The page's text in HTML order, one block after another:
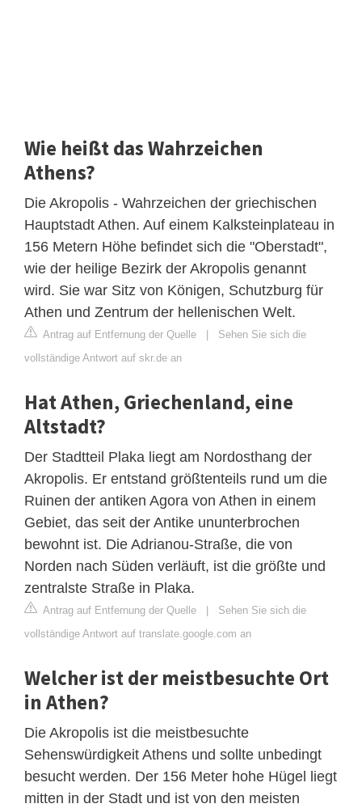
Wie heißt das Wahrzeichen
Athens?
Die Akropolis - Wahrzeichen der griechischen
Hauptstadt Athen. Auf einem Kalksteinplateau in
156 Metern Höhe befindet sich die "Oberstadt",
wie der heilige Bezirk der Akropolis genannt
wird. Sie war Sitz von Königen, Schutzburg für
Athen und Zentrum der hellenischen Welt.
Antrag auf Entfernung der Quelle | Sehen Sie sich die
vollständige Antwort auf skr.de an
Hat Athen, Griechenland, eine
Altstadt?
Der Stadtteil Plaka liegt am Nordosthang der
Akropolis. Er entstand größtenteils rund um die
Ruinen der antiken Agora von Athen in einem
Gebiet, das seit der Antike ununterbrochen
bewohnt ist. Die Adrianou-Straße, die von
Norden nach Süden verläuft, ist die größte und
zentralste Straße in Plaka.
Antrag auf Entfernung der Quelle | Sehen Sie sich die
vollständige Antwort auf translate.google.com an
Welcher ist der meistbesuchte Ort
in Athen?
Die Akropolis ist die meistbesuchte
Sehenswürdigkeit Athens und sollte unbedingt
besucht werden. Der 156 Meter hohe Hügel liegt
mitten in der Stadt und ist von den meisten